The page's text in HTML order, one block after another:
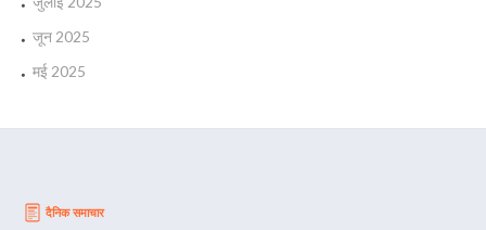
जून 2025
मई 2025